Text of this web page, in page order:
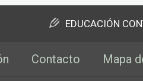
EDUCACIÓN
Contacto Mapa